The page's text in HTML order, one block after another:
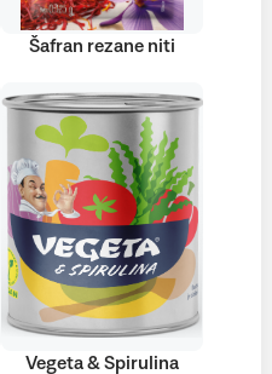
Šafran rezane niti
Vegeta & Spirulina